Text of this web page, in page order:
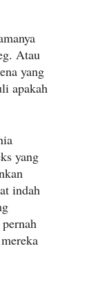
Atau
yang
apakah
yang
indah